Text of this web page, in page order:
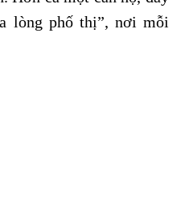
lòng phố thị”, nơi mỗi